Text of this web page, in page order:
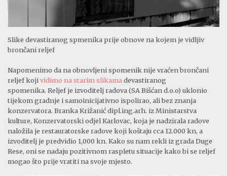
Slike devastiranog spmenika prije obnove na kojem je vidljiv
brončani reljef
Napomenimo da na obnovljeni spomenik nije vraćen brončani
reljef kojividimo na starim slikamadevastiranog
spomenika. Reljef je izvoditelj radova (SA Bišćan d.o.o) uklonio
tijekom gradnje i samoinicijativno ispolirao, ali bez znanja
konzervatora. Branka Križanić dipl.ing.arh. iz Ministarstva
kulture, Konzervatorski odjel Karlovac, koja je nadzirala radove
naložila je restauratorske radove koji koštaju cca 12.000 kn, a
izvoditelj je predvidio 1,000 kn. Kako su nam rekli iz grada Duge
Rese, oni se nadaju pozitivnom raspletu situacije kako bi se reljef
mogao što prije vratiti na svoje mjesto.